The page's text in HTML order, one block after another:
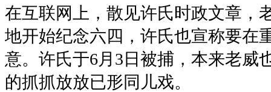
在互联网上，散见许氏时政文章，
地开始纪念六四，许氏也宣称要在
意。许氏于6月3日被捕，本来老
的抓抓放放已形同儿戏。